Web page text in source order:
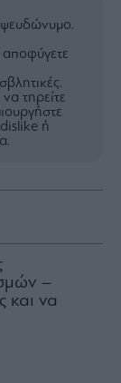
ψευδώνυμο.
αποφύγετε
τηρείτε
dislike ή
–
και να